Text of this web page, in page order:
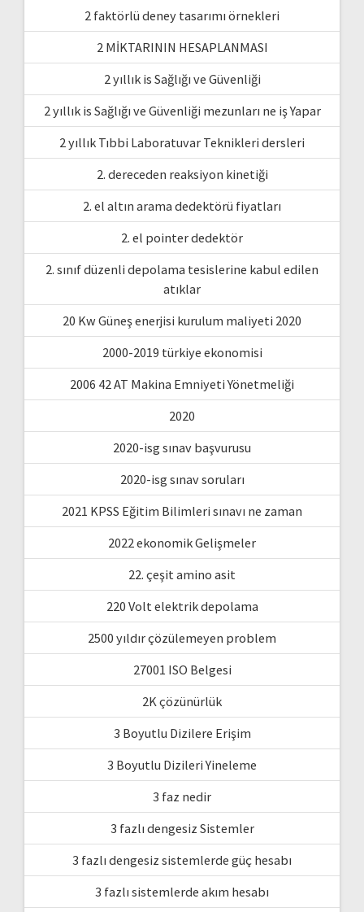
2 faktörlü deney tasarımı örnekleri
2 MİKTARININ HESAPLANMASI
2 yıllık is Sağlığı ve Güvenliği
2 yıllık is Sağlığı ve Güvenliği mezunları ne iş Yapar
2 yıllık Tıbbi Laboratuvar Teknikleri dersleri
2. dereceden reaksiyon kinetiği
2. el altın arama dedektörü fiyatları
2. el pointer dedektör
2. sınıf düzenli depolama tesislerine kabul edilen
atıklar
20 Kw Güneş enerjisi kurulum maliyeti 2020
2000-2019 türkiye ekonomisi
2006 42 AT Makina Emniyeti Yönetmeliği
2020
2020-isg sınav başvurusu
2020-isg sınav soruları
2021 KPSS Eğitim Bilimleri sınavı ne zaman
2022 ekonomik Gelişmeler
22. çeşit amino asit
220 Volt elektrik depolama
2500 yıldır çözülemeyen problem
27001 ISO Belgesi
2K çözünürlük
3 Boyutlu Dizilere Erişim
3 Boyutlu Dizileri Yineleme
3 faz nedir
3 fazlı dengesiz Sistemler
3 fazlı dengesiz sistemlerde güç hesabı
3 fazlı sistemlerde akım hesabı